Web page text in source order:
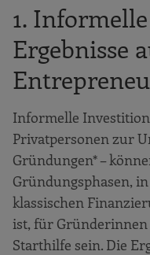
1.
Ergebnisse
Informelle
Privatpersonen zur
Gründungen* –
Gründungsphasen,
klassischen
ist, für
Starthilfe sein. Die